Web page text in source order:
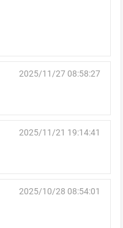
2025/11/27 08:58:27
2025/11/21 19:14:41
2025/10/28 08:54:01